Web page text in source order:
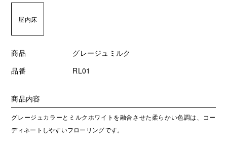
屋内床
商品
グレージュミルク
品番
RL01
商品内容
グレージュカラーとミルクホワイトを融合させた柔らかい色調は、コー
ディネートしやすいフローリングです。